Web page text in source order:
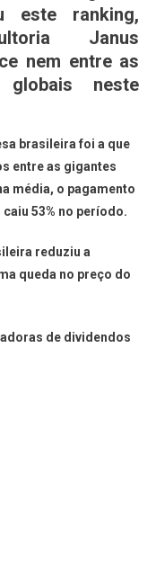
este ranking,
Janus
nem entre as
globais neste
brasileira foi a que
entre as gigantes
média, o pagamento
53% no período.
reduziu a
queda no preço do
de dividendos